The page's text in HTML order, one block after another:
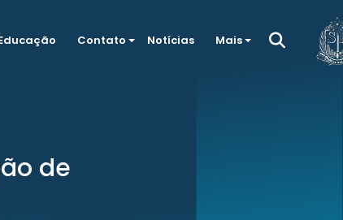
Contato Notícias Mais
de